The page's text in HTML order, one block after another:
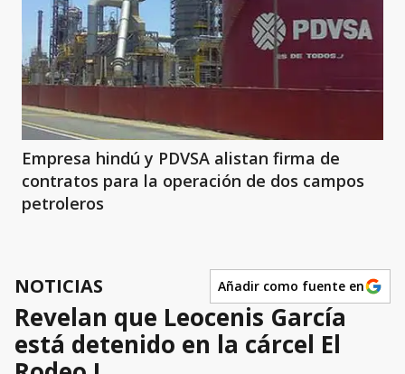
Empresa hindú y PDVSA alistan firma de
contratos para la operación de dos campos
petroleros
NOTICIAS Añadir como fuente en
Revelan que Leocenis García
está detenido en la cárcel El